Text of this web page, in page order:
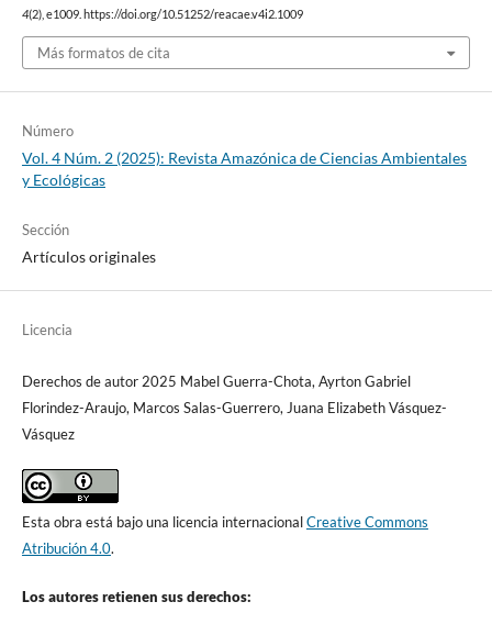
4(2), e1009. https://doi.org/10.51252/reacae.v4i2.1009
Más formatos de cita
Número
Vol. 4 Núm. 2 (2025): Revista Amazónica de Ciencias Ambientales
y Ecológicas
Sección
Artículos originales
Licencia
Derechos de autor 2025 Mabel Guerra-Chota, Ayrton Gabriel
Florindez-Araujo, Marcos Salas-Guerrero, Juana Elizabeth Vásquez-
Vásquez
Esta obra está bajo una licencia internacionalCreative Commons
Atribución 4.0.
Los autores retienen sus derechos: